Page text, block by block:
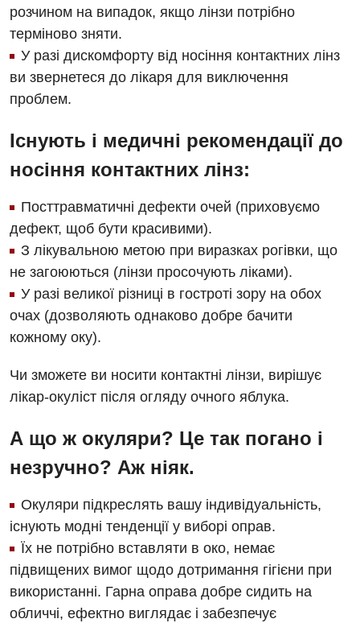
Для дорослих
Акушерство і гінекологія
Алергологія, імунологія
Андрологія
Безоплатні послуги
Вакцинація
Відділення інтенсивної терапії
Відділення кардіосудинної патології та неврології
Відділення невідкладних станів
Гастроентерологія
Денний стаціонар
Кардіологія
Кардіохірургія
Мамологія
Медична психологія
Педіатричне відділення
Терапевтичне відділення
Травматологічне відділення
Хірургічне відділення
Швидка медична допомога
Російська
розчином на випадок, якщо лінзи потрібно
терміново зняти.
У разі дискомфорту від носіння контактних лінз
ви звернетеся до лікаря для виключення
проблем.
Існують і медичні рекомендації до
носіння контактних лінз:
Посттравматичні дефекти очей (приховуємо
дефект, щоб бути красивими).
З лікувальною метою при виразках рогівки, що
не загоюються (лінзи просочують ліками).
У разі великої різниці в гостроті зору на обох
очах (дозволяють однаково добре бачити
кожному оку).
Чи зможете ви носити контактні лінзи, вирішує
лікар-окуліст після огляду очного яблука.
А що ж окуляри? Це так погано і
незручно? Аж ніяк.
Окуляри підкреслять вашу індивідуальність,
існують модні тенденції у виборі оправ.
Їх не потрібно вставляти в око, немає
підвищених вимог щодо дотримання гігієни при
використанні. Гарна оправа добре сидить на
обличчі, ефектно виглядає і забезпечує